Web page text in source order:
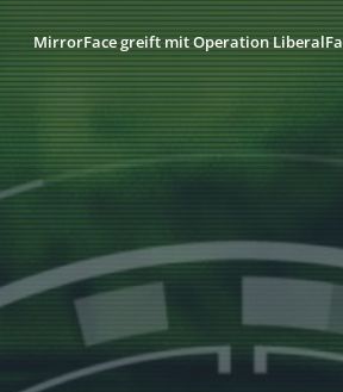
MirrorFace greift mit Operation